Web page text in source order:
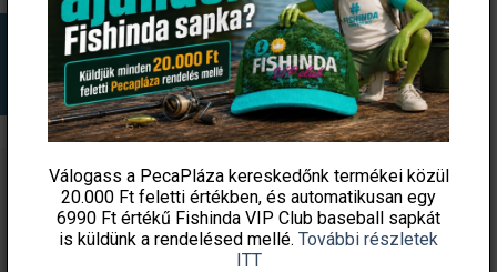
ÉRTESÜLJ ELSŐKÉNT! IRATKOZZ FEL A
HÍRLEVELÜNKRE!
Válogass a PecaPláza kereskedőnk termékei közül
20.000 Ft feletti értékben, és automatikusan egy
6990 Ft értékű Fishinda VIP Club baseball sapkát
is küldünk a rendelésed mellé. További részletek
ITT